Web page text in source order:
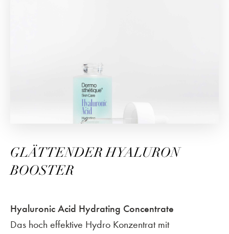
GLÄTTENDER HYALURON
BOOSTER
Hyaluronic Acid Hydrating Concentrate
Das hoch effektive Hydro Konzentrat mit